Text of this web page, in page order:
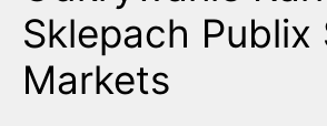
Sklepach Publix
Markets